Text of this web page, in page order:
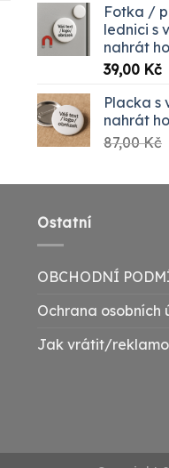
Fotka /
lednici s
nahrát
39,00 Kč
Placka s
nahrát
87,00Kč
Ostatní
OBCHODNÍ
Ochrana osobních
Jak vrátit/